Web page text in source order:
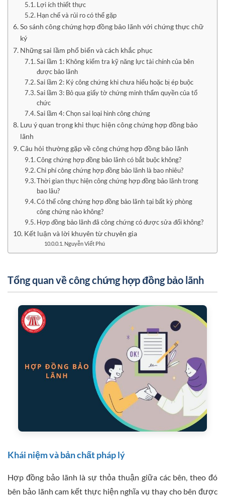
Lợi ích thiết thực
Hạn chế và rủi ro có thể gặp
So sánh công chứng hợp đồng bảo lãnh với chứng thực chữ
ký
Những sai lầm phổ biến và cách khắc phục
Sai lầm 1: Không kiểm tra kỹ năng lực tài chính của bên
được bảo lãnh
Sai lầm 2: Ký công chứng khi chưa hiểu hoặc bị ép buộc
Sai lầm 3: Bỏ qua giấy tờ chứng minh thẩm quyền của tổ
chức
Sai lầm 4: Chọn sai loại hình công chứng
Lưu ý quan trọng khi thực hiện công chứng hợp đồng bảo
lãnh
Câu hỏi thường gặp về công chứng hợp đồng bảo lãnh
Công chứng hợp đồng bảo lãnh có bắt buộc không?
Chi phí công chứng hợp đồng bảo lãnh là bao nhiêu?
Thời gian thực hiện công chứng hợp đồng bảo lãnh trong
bao lâu?
Có thể công chứng hợp đồng bảo lãnh tại bất kỳ phòng
công chứng nào không?
Hợp đồng bảo lãnh đã công chứng có được sửa đổi không?
Kết luận và lời khuyên từ chuyên gia
Nguyễn Viết Phú
Tổng quan về công chứng hợp đồng bảo lãnh
Khái niệm và bản chất pháp lý
Hợp đồng bảo lãnh là sự thỏa thuận giữa các bên, theo đó
bên bảo lãnh cam kết thực hiện nghĩa vụ thay cho bên được